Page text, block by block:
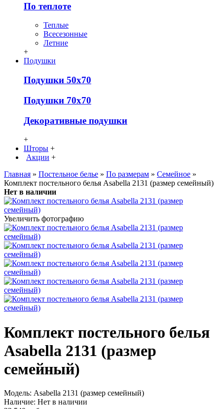
По теплоте
Теплые
Всесезонные
Летние
+
Подушки
Подушки 50х70
Подушки 70х70
Декоративные подушки
+
Шторы +
Акции +
Главная » Постельное белье » По размерам » Семейное »
Комплект постельного белья Asabella 2131 (размер семейный)
Нет в наличии
Увеличить фотографию
Комплект постельного белья
Asabella 2131 (размер
семейный)
Модель: Asabella 2131 (размер семейный)
Наличие: Нет в наличии